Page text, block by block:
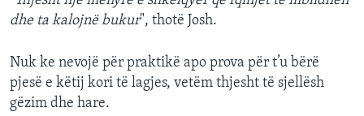
dhe ta kalojnë bukur", thotë Josh.
Nuk ke nevojë për praktikë apo prova për t’u bërë
pjesë e këtij kori të lagjes, vetëm thjesht të sjellësh
gëzim dhe hare.